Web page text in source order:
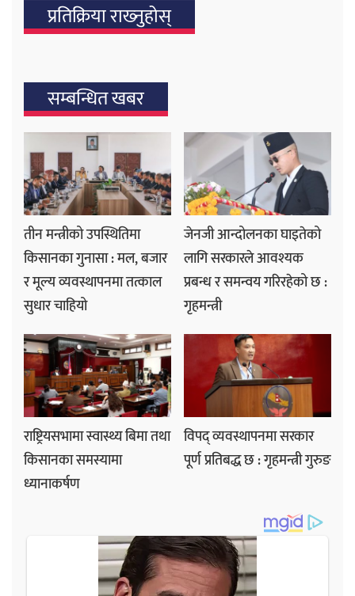
प्रतिक्रिया राख्‍नुहोस्
सम्बन्धित खबर
तीन मन्त्रीको उपस्थितिमा
किसानका गुनासा : मल, बजार
र मूल्य व्यवस्थापनमा तत्काल
सुधार चाहियो
जेनजी आन्दोलनका घाइतेको
लागि सरकारले आवश्यक
प्रबन्ध र समन्वय गरिरहेको छ :
गृहमन्त्री
राष्ट्रियसभामा स्वास्थ्य बिमा तथा
किसानका समस्यामा
ध्यानाकर्षण
विपद् व्यवस्थापनमा सरकार
पूर्ण प्रतिबद्ध छ : गृहमन्त्री गुरुङ